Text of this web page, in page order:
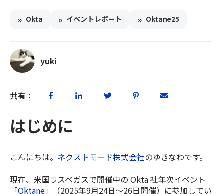
» Okta » イベントレポート » Oktane25
yuki
共有：
はじめに
こんにちは。 ネクストモード株式会社のゆきなわです。
現在、米国ラスベガスで開催中の Okta 社年次イベント
「Oktane」（2025年9月24日〜26日開催）に参加してい